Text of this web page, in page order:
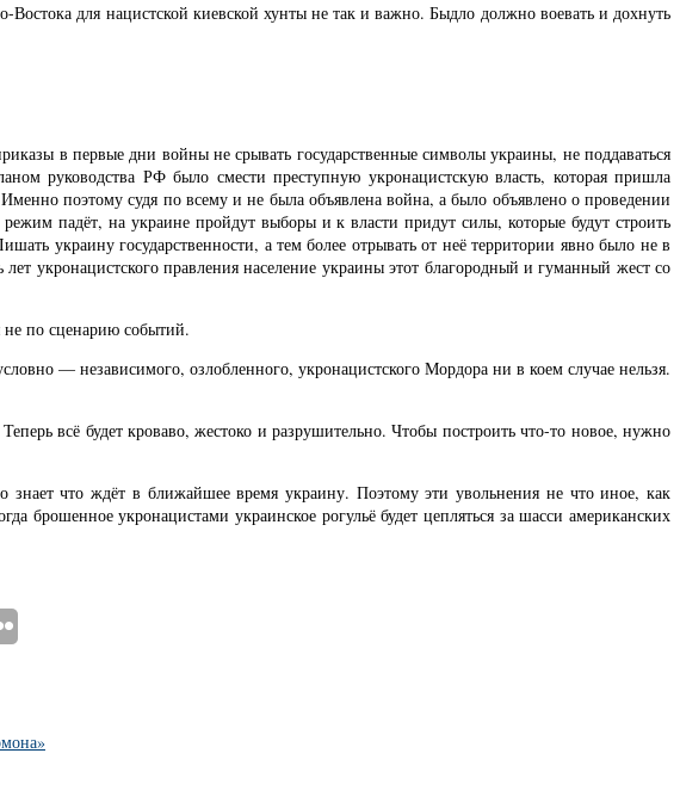
для нацистской киевской хунты не так и важно. Быдло должно воевать и дохнуть
в первые дни войны не срывать государственные символы украины, не поддаваться
руководства РФ было смести преступную укронацистскую власть, которая пришла
поэтому судя по всему и не была объявлена война, а было объявлено о проведении
падёт, на украине пройдут выборы и к власти придут силы, которые будут строить
украину государственности, а тем более отрывать от неё территории явно было не в
укронацистского правления население украины этот благородный и гуманный жест со
по сценарию событий.
— независимого, озлобленного, укронацистского Мордора ни в коем случае нельзя.
всё будет кроваво, жестоко и разрушительно. Чтобы построить что-то новое, нужно
знает что ждёт в ближайшее время украину. Поэтому эти увольнения не что иное, как
брошенное укронацистами украинское рогульё будет цепляться за шасси американских